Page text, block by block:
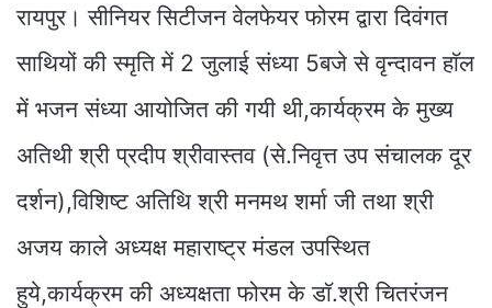
रायपुर। सीनियर सिटीजन वेलफेयर फोरम द्वारा दिवंगत
साथियों की स्मृति में 2 जुलाई संध्या 5बजे से वृन्दावन हाॅल
में भजन संध्या आयोजित की गयी थी,कार्यक्रम के मुख्य
अतिथी श्री प्रदीप श्रीवास्तव (से.निवृत्त उप संचालक दूर
दर्शन),विशिष्ट अतिथि श्री मनमथ शर्मा जी तथा श्री
अजय काले अध्यक्ष महाराष्ट्र मंडल उपस्थित
हुये,कार्यक्रम की अध्यक्षता फोरम के डाॅ.श्री चितरंजन